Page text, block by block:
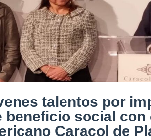
talentos por
social con
Caracol de